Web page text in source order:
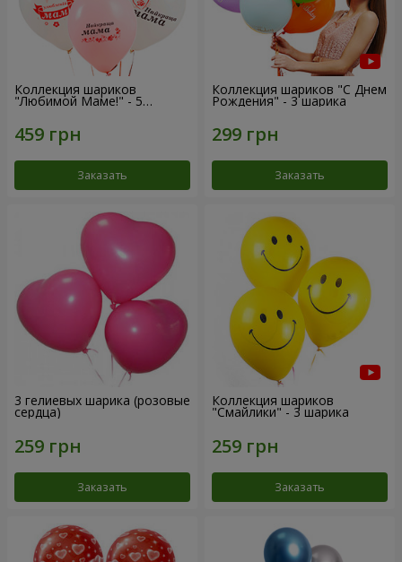
Коллекция шариков
"Любимой Маме!" - 5
Заказать
Коллекция шариков "С Днем
Рождения" - 3 шарика
Заказать
3 гелиевых шарика (розовые
сердца)
Заказать
Коллекция шариков
"Смайлики" - 3 шарика
Заказать